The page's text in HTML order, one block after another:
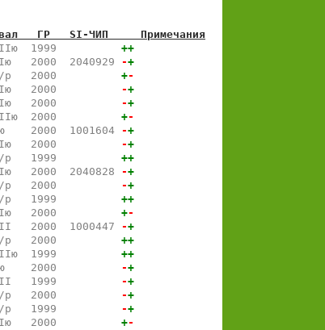
ГР   SI-ЧИП     Примечания
IIIю  1999 ++
2000  2040929 -+
б/р   2000 +-
IIю   2000 -+
IIю   2000 -+
IIIю  2000 +-
2000  1001604 -+
IIю   2000 -+
б/р   1999 ++
2000  2040828 -+
б/р   2000 -+
б/р   1999 ++
IIю   2000 +-
2000  1000447 -+
б/р   2000 ++
IIIю  1999 ++
Iю    2000 -+
III   1999 -+
б/р   2000 -+
б/р   1999 -+
IIю   2000 +-